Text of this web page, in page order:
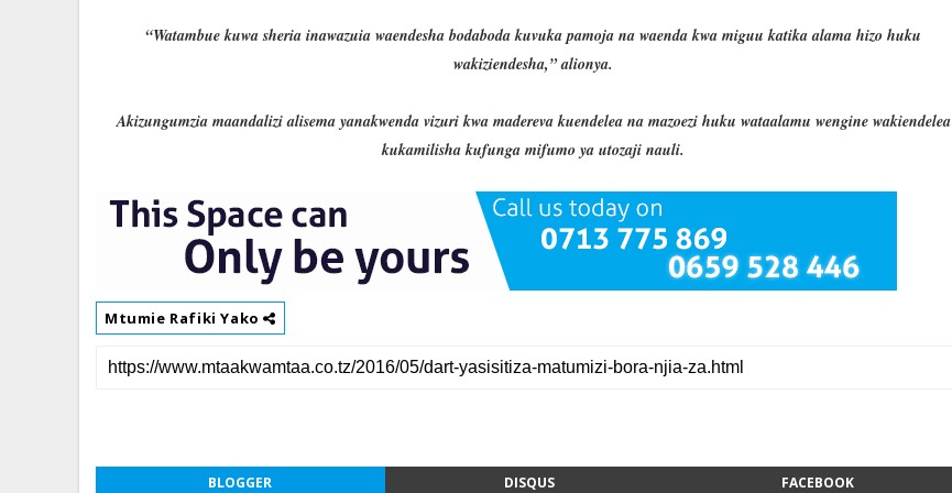
“Watambue kuwa sheria inawazuia waendesha bodaboda kuvuka pamoja na waenda kwa miguu katika alama hizo huku
wakiziendesha,” alionya.
Akizungumzia maandalizi alisema yanakwenda vizuri kwa madereva kuendelea na mazoezi huku wataalamu wengine wakiendelea
kukamilisha kufunga mifumo ya utozaji nauli.
Mtumie Rafiki Yako
BLOGGER DISQUS FACEBOOK